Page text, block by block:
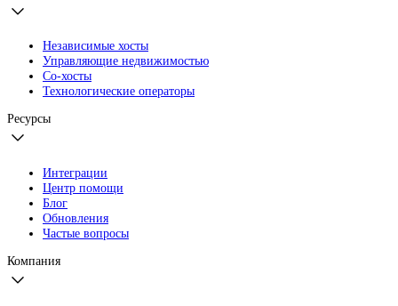
Независимые хосты
Управляющие недвижимостью
Со-хосты
Технологические операторы
Ресурсы
Интеграции
Центр помощи
Блог
Обновления
Частые вопросы
Компания